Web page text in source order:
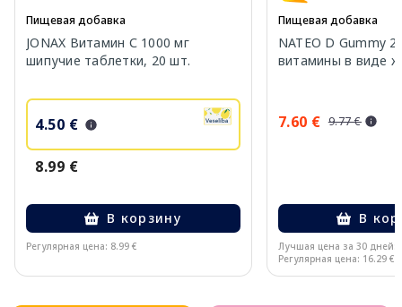
Пищевая добавка
JONAX Витамин С 1000 мг
шипучие таблетки, 20 шт.
4.50 €
8.99 €
В корзину
Регулярная цена: 8.99 €
Пищевая добавка
NATEO D Gummy
витамины в виде
7.60 € 9.77 €
В
Лучшая цена за 30 дней:
Регулярная цена: 16.29 €